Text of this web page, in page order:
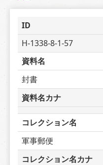
ID
H-1338-8-1-57
資料名
封書
資料名カナ
コレクション名
軍事郵便
コレクション名カナ